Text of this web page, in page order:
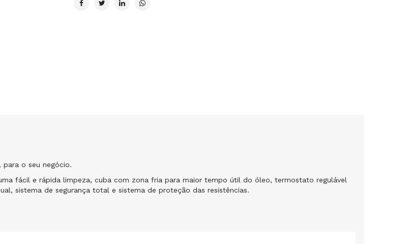
para o seu negócio.
fácil e rápida limpeza, cuba com zona fria para maior tempo útil do óleo, termostato regulável
sistema de segurança total e sistema de proteção das resistências.